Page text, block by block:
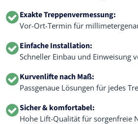
Exakte Treppenvermessung:
Vor-Ort-Termin für
Einfache Installation:
Schneller Einbau und Einweisung
Kurvenlifte nach Maß:
Passgenaue Lösungen für jedes
Sicher & komfortabel:
Hohe Lift-Qualität für sorgenfreie